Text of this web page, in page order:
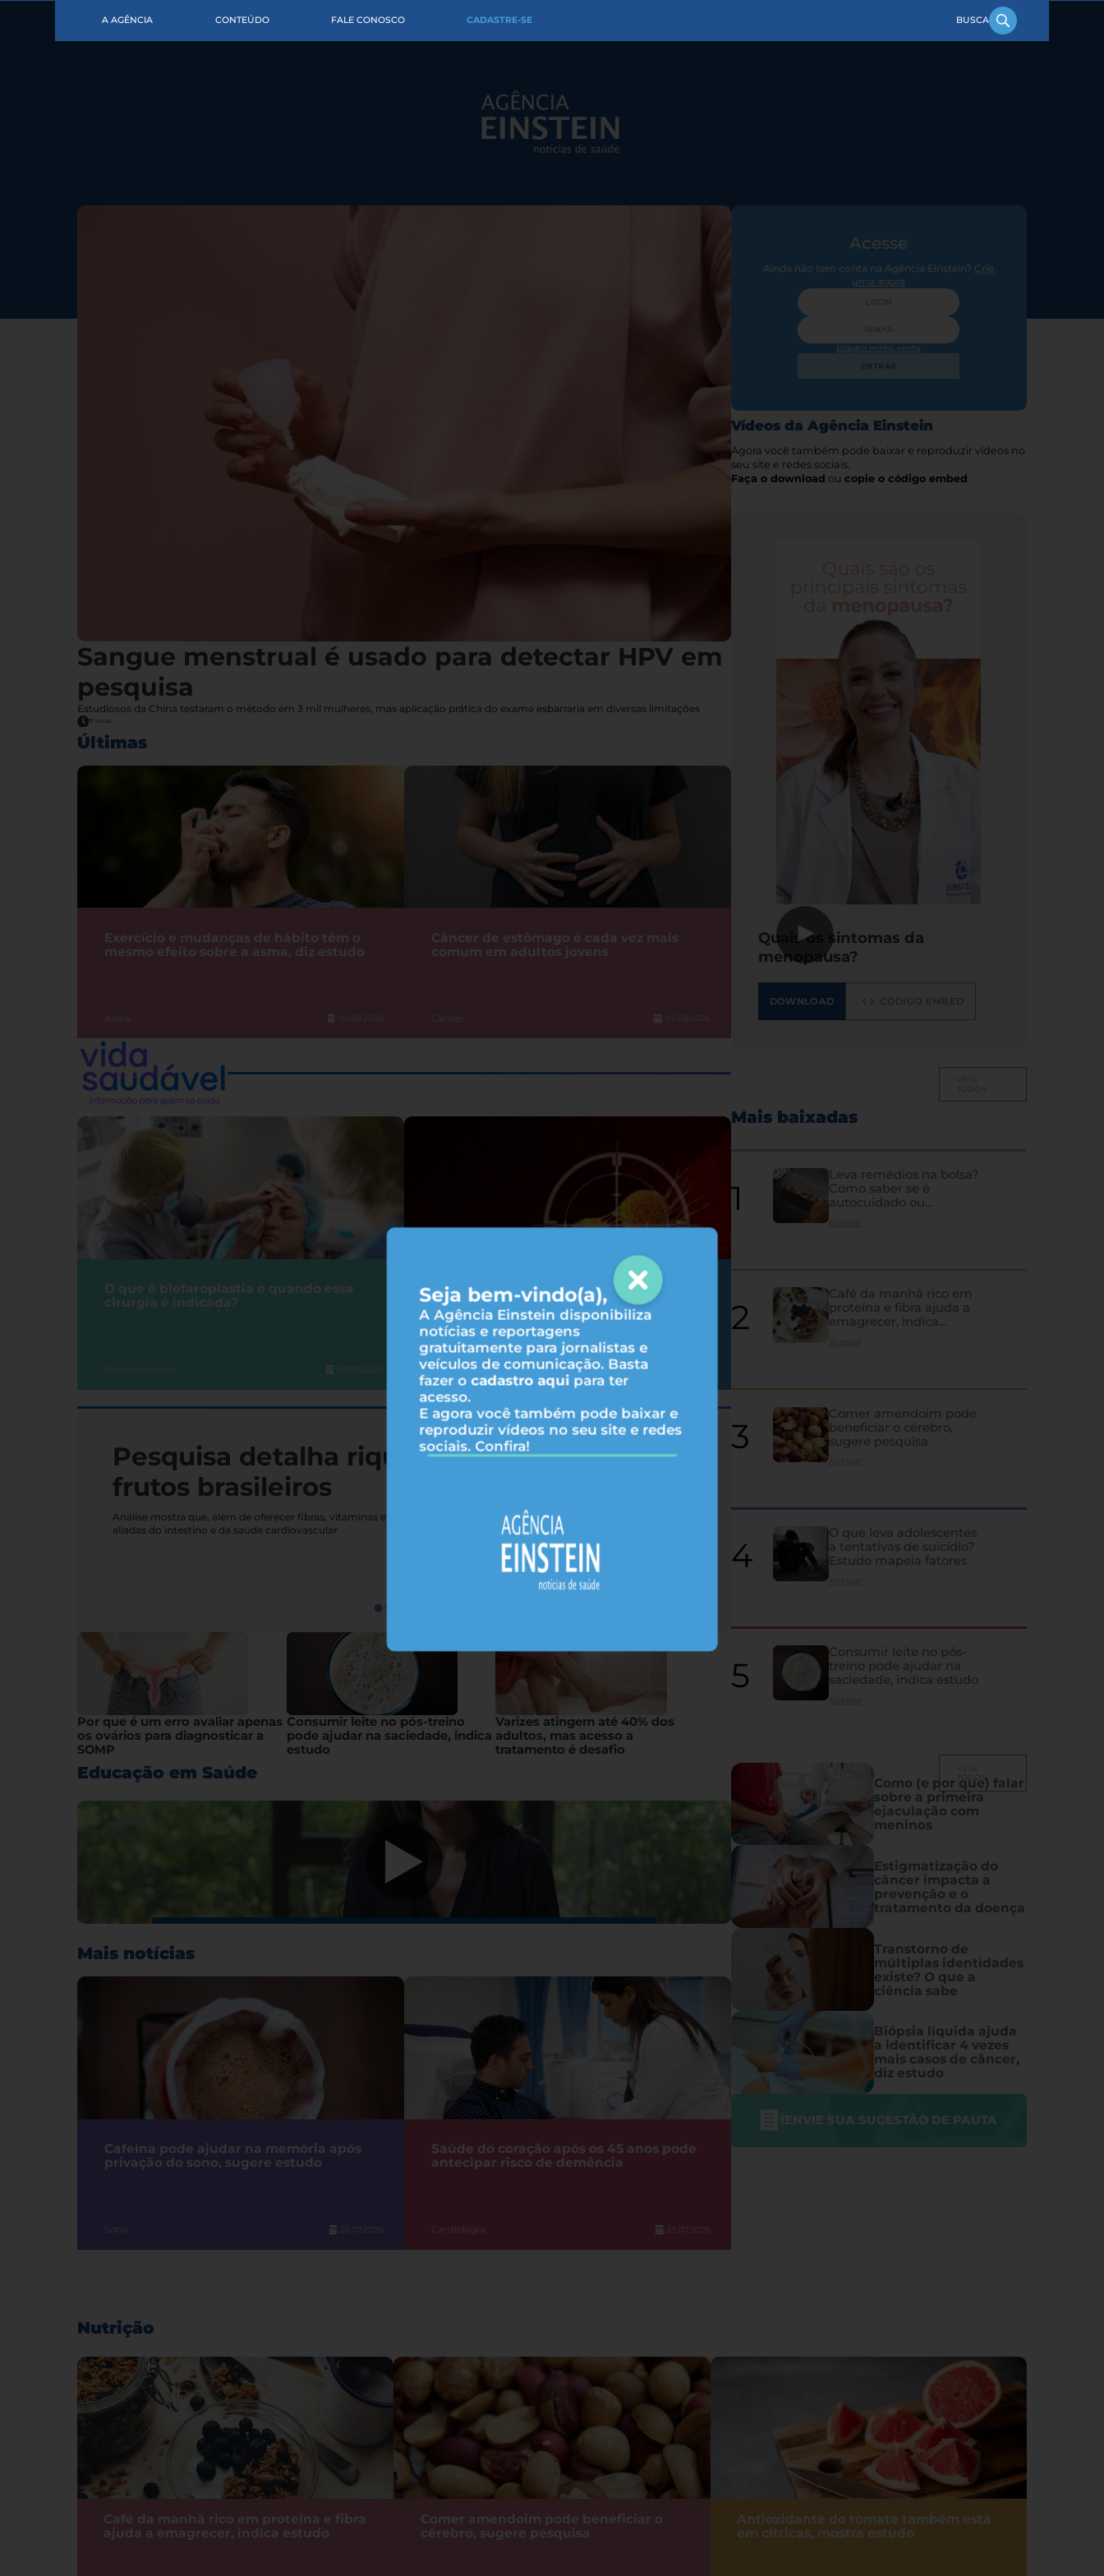
A AGÊNCIA CONTEÚDO FALE CONOSCO CADASTRE-SE
Seja bem-vindo(a),
A Agência Einstein disponibiliza
notícias e reportagens
gratuitamente para jornalistas e
veículos de comunicação. Basta
fazer ocadastro aqui para ter
acesso.
E agora você também pode baixar e
reproduzir vídeos no seu site e redes
sociais. Confira!
Sangue menstrual é usado para detectar HPV em
pesquisa
Estudiosos da China testaram o método em 3 mil mulheres, mas aplicação prática do exame esbarraria em diversas limitações
15 horas
Últimas
Exercício e mudanças de hábito têm o
mesmo efeito sobre a asma, diz estudo
Asma 06.08.2026
Câncer de estômago é cada vez mais
comum em adultos jovens
Câncer 05.08.2026
O que é blefaroplastia e quando essa
cirurgia é indicada?
Procedimentos 03/08/2026
Como as terapias-alvo agem no
tratamento do câncer?
Oncologia
Pesquisa detalha riqueza nutricional de 19
frutos brasileiros
Análise mostra que, além de oferecer fibras, vitaminas e sais minerais, alimentos nativos concentram substâncias
aliadas do intestino e da saúde cardiovascular
Os sinais de que a
despercebidos e os principais problemas que atingem a glândula
Por que é um erro avaliar apenas
os ovários para diagnosticar a
SOMP
Consumir leite no pós-treino
pode ajudar na saciedade, indica
estudo
Varizes atingem até 40% dos
adultos, mas acesso a
tratamento é desafio
Educação em Saúde
Mais notícias
Cafeína pode ajudar na memória após
privação do sono, sugere estudo
Sono 26.07.2026
Saúde do coração após os 45 anos pode
antecipar risco de demência
Cardiologia 25.07.2026
Acesse
Ainda não tem conta na Agência Einstein? Crie
uma agora
Esqueci minha senha
ENTRAR
Vídeos da Agência Einstein
Agora você também pode baixar e reproduzir vídeos no
seu site e redes sociais.
Faça o download ou copie o código embed
▶
Quais os sintomas da
menopausa?
DOWNLOAD
Mais baixadas
Leva remédios na bolsa?
Como saber se é
autocuidado ou
hipocondria
Acessar
Café da manhã rico em
proteína e fibra ajuda a
emagrecer, indica
Comer amendoim pode
beneficiar o cérebro,
sugere pesquisa
Acessar
O que leva adolescentes
a tentativas de suicídio?
Estudo mapeia fatores
Acessar
Consumir leite no pós-
treino pode ajudar na
saciedade, indica estudo
Acessar
TODOS
Como (e por que) falar
sobre a primeira
ejaculação com
meninos
Estigmatização do
câncer impacta a
prevenção e o
tratamento da doença
Transtorno de
múltiplas identidades
existe? O que a
ciência sabe
Biópsia líquida ajuda
a identificar 4 vezes
mais casos de câncer,
diz estudo
ENVIE SUA SUGESTÃO DE PAUTA
Nutrição
Café da manhã rico em proteína e fibra
ajuda a emagrecer, indica estudo
Comer amendoim pode beneficiar o
cérebro, sugere pesquisa
Antioxidante do tomate também está
em cítricas, mostra estudo